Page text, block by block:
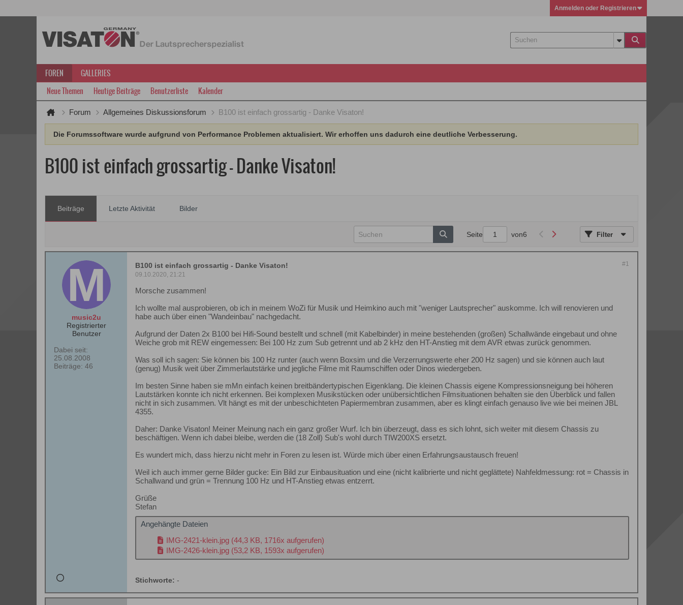
Anmelden oder Registrieren
FOREN
GALLERIES
Neue Themen
Heutige Beiträge Benutzerliste Kalender
Forum Allgemeines Diskussionsforum B100 ist einfach grossartig - Danke Visaton!
Die Forumssoftware wurde aufgrund von Performance Problemen aktualisiert. Wir erhoffen uns dadurch eine deutliche Verbesserung.
B100 ist einfach grossartig - Danke Visaton!
Beiträge Letzte Aktivität Bilder
Seite von6 Filter
music2u
Registrierter
Benutzer
Dabei seit:
25.08.2008
Beiträge: 46
#1
B100 ist einfach grossartig - Danke Visaton!
09.10.2020, 21:21
Morsche zusammen!
Ich wollte mal ausprobieren, ob ich in meinem WoZi für Musik und Heimkino auch mit "weniger Lautsprecher" auskomme. Ich will renovieren und
habe auch über einen "Wandeinbau" nachgedacht.
Aufgrund der Daten 2x B100 bei Hifi-Sound bestellt und schnell (mit Kabelbinder) in meine bestehenden (großen) Schallwände eingebaut und ohne
Weiche grob mit REW eingemessen: Bei 100 Hz zum Sub getrennt und ab 2 kHz den HT-Anstieg mit dem AVR etwas zurück genommen.
Was soll ich sagen: Sie können bis 100 Hz runter (auch wenn Boxsim und die Verzerrungswerte eher 200 Hz sagen) und sie können auch laut
(genug) Musik weit über Zimmerlautstärke und jegliche Filme mit Raumschiffen oder Dinos wiedergeben.
Im besten Sinne haben sie mMn einfach keinen breitbändertypischen Eigenklang. Die kleinen Chassis eigene Kompressionsneigung bei höheren
Lautstärken konnte ich nicht erkennen. Bei komplexen Musikstücken oder unübersichtlichen Filmsituationen behalten sie den Überblick und fallen
nicht in sich zusammen. Vlt hängt es mit der unbeschichteten Papiermembran zusammen, aber es klingt einfach genauso live wie bei meinen JBL
4355.
Daher: Danke Visaton! Meiner Meinung nach ein ganz großer Wurf. Ich bin überzeugt, dass es sich lohnt, sich weiter mit diesem Chassis zu
beschäftigen. Wenn ich dabei bleibe, werden die (18 Zoll) Sub's wohl durch TIW200XS ersetzt.
Es wundert mich, dass hierzu nicht mehr in Foren zu lesen ist. Würde mich über einen Erfahrungsaustausch freuen!
Weil ich auch immer gerne Bilder gucke: Ein Bild zur Einbausituation und eine (nicht kalibrierte und nicht geglättete) Nahfeldmessung: rot = Chassis in
Schallwand und grün = Trennung 100 Hz und HT-Anstieg etwas entzerrt.
Grüße
Stefan
Angehängte Dateien
IMG-2421-klein.jpg (44,3 KB, 1716x aufgerufen)
IMG-2426-klein.jpg (53,2 KB, 1593x aufgerufen)
Stichworte: -